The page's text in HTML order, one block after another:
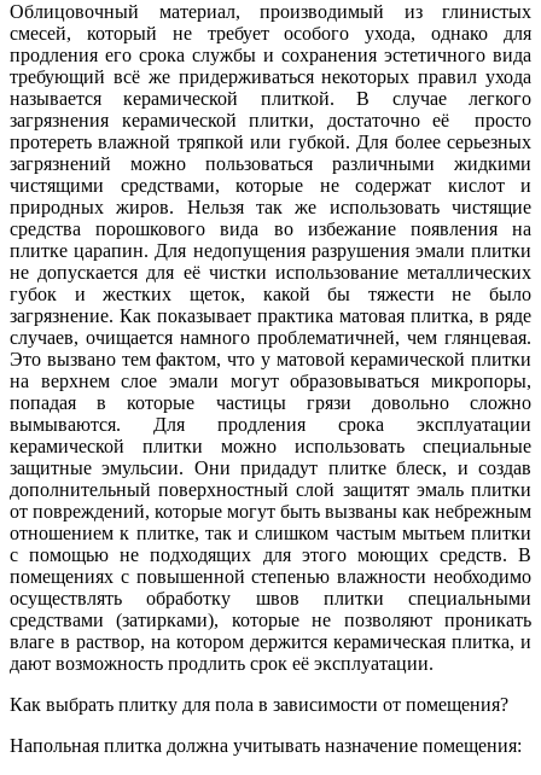
Облицовочный материал, производимый из глинистых
смесей, который не требует особого ухода, однако для
продления его срока службы и сохранения эстетичного вида
требующий всё же придерживаться некоторых правил ухода
называется керамической плиткой. В случае легкого
загрязнения керамической плитки, достаточно её просто
протереть влажной тряпкой или губкой. Для более серьезных
загрязнений можно пользоваться различными жидкими
чистящими средствами, которые не содержат кислот и
природных жиров. Нельзя так же использовать чистящие
средства порошкового вида во избежание появления на
плитке царапин. Для недопущения разрушения эмали плитки
не допускается для её чистки использование металлических
губок и жестких щеток, какой бы тяжести не было
загрязнение. Как показывает практика матовая плитка, в ряде
случаев, очищается намного проблематичней, чем глянцевая.
Это вызвано тем фактом, что у матовой керамической плитки
на верхнем слое эмали могут образовываться микропоры,
попадая в которые частицы грязи довольно сложно
вымываются. Для продления срока эксплуатации
керамической плитки можно использовать специальные
защитные эмульсии. Они придадут плитке блеск, и создав
дополнительный поверхностный слой защитят эмаль плитки
от повреждений, которые могут быть вызваны как небрежным
отношением к плитке, так и слишком частым мытьем плитки
с помощью не подходящих для этого моющих средств. В
помещениях с повышенной степенью влажности необходимо
осуществлять обработку швов плитки специальными
средствами (затирками), которые не позволяют проникать
влаге в раствор, на котором держится керамическая плитка, и
дают возможность продлить срок её эксплуатации.
Как выбрать плитку для пола в зависимости от помещения?
Напольная плитка должна учитывать назначение помещения: